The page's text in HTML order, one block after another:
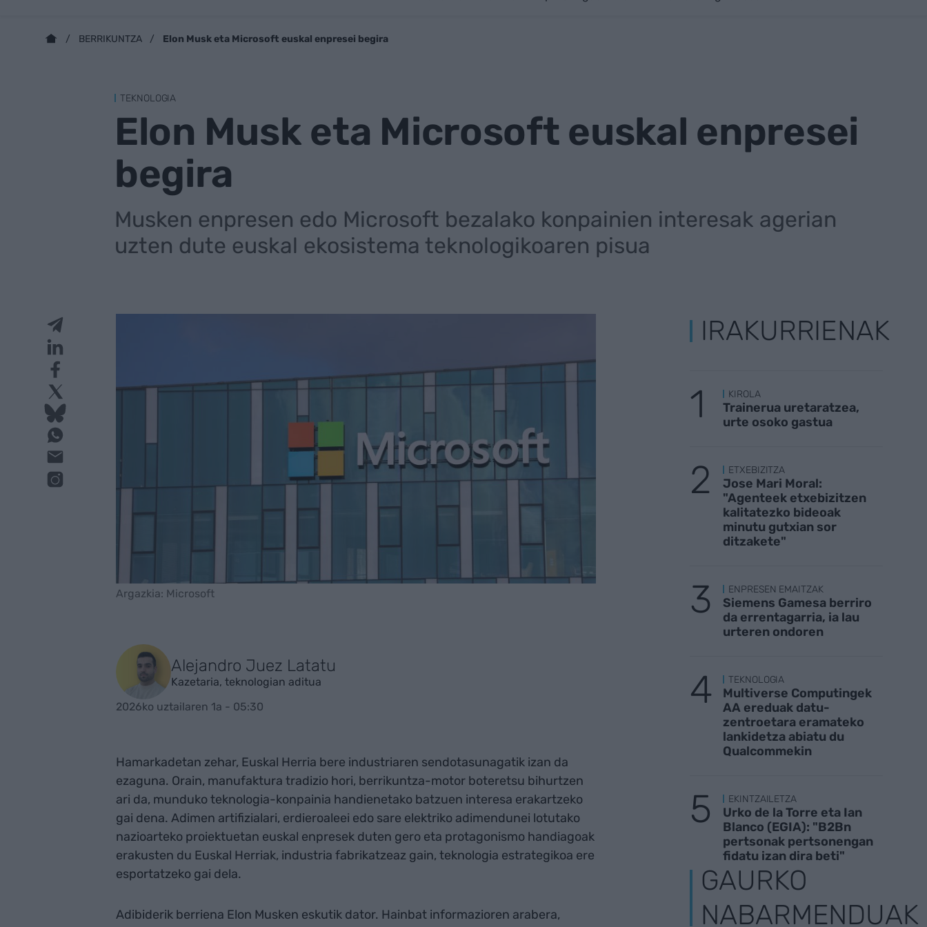
BERRIKUNTZA Elon Musk eta Microsoft euskal enpresei begira
TEKNOLOGIA
Elon Musk eta Microsoft euskal enpresei
begira
Musken enpresen edo Microsoft bezalako konpainien interesak agerian
uzten dute euskal ekosistema teknologikoaren pisua
Argazkia: Microsoft
Alejandro Juez Latatu
Kazetaria, teknologian aditua
2026ko uztailaren 1a - 05:30
Hamarkadetan zehar, Euskal Herria bere industriaren sendotasunagatik izan da
ezaguna. Orain, manufaktura tradizio hori, berrikuntza-motor boteretsu bihurtzen
ari da, munduko teknologia-konpainia handienetako batzuen interesa erakartzeko
gai dena. Adimen artifizialari, erdieroaleei edo sare elektriko adimendunei lotutako
nazioarteko proiektuetan euskal enpresek duten gero eta protagonismo handiagoak
erakusten du Euskal Herriak, industria fabrikatzeaz gain, teknologia estrategikoa ere
esportatzeko gai dela.
Adibiderik berriena Elon Musken eskutik dator. Hainbat informazioren arabera,
IRAKURRIENAK
KIROLA
Trainerua uretaratzea,
urte osoko gastua
ETXEBIZITZA
Jose Mari Moral:
"Agenteek etxebizitzen
kalitatezko bideoak
minutu gutxian sor
ditzakete"
ENPRESEN EMAITZAK
Siemens Gamesa berriro
da errentagarria, ia lau
urteren ondoren
TEKNOLOGIA
Multiverse Computingek
AA ereduak datu-
zentroetara eramateko
lankidetza abiatu du
Qualcommekin
EKINTZAILETZA
Urko de la Torre eta Ian
Blanco (EGIA): "B2Bn
pertsonak pertsonengan
fidatu izan dira beti"
GAURKO
NABARMENDUAK